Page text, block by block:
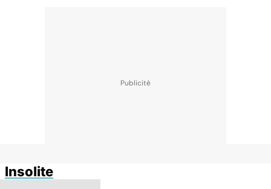
Insolite